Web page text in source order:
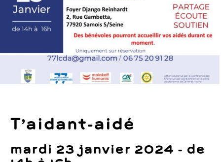
T’aidant-aidé
mardi 23 janvier 2024 - de